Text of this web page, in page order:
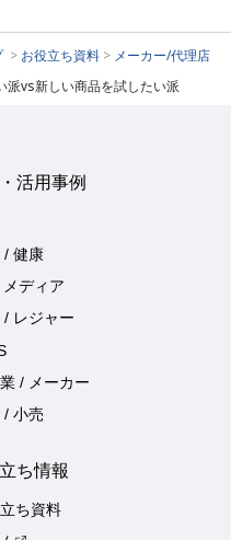
> お役立ち資料 > メーカー/代理店
派vs新しい商品を試したい派
活用事例
/ 健康
ディア
/ レジャー
/ メーカー
/ 小売
ち情報
ち資料